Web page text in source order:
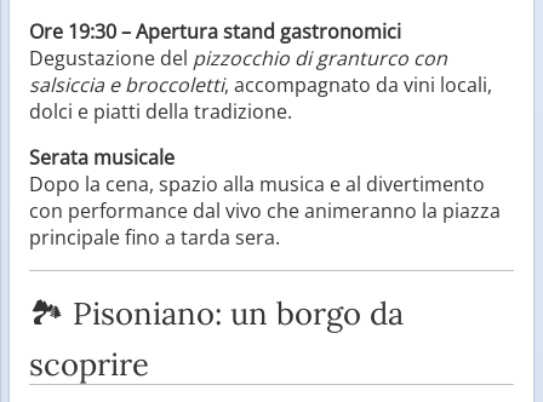
Ore 19:30 – Apertura stand gastronomici
Degustazione del pizzocchio di granturco con
salsiccia e broccoletti, accompagnato da vini locali,
dolci e piatti della tradizione.
Serata musicale
Dopo la cena, spazio alla musica e al divertimento
con performance dal vivo che animeranno la piazza
principale fino a tarda sera.
🏞️ Pisoniano: un borgo da
scoprire